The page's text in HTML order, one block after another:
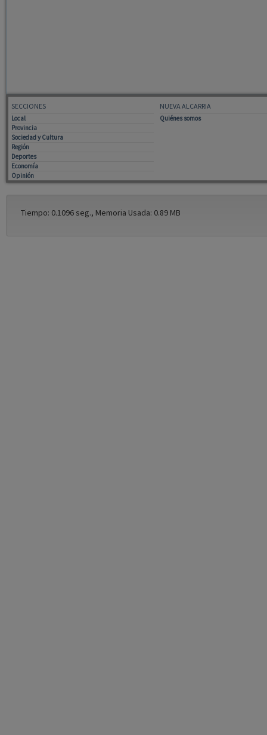
SECCIONES
Local
Provincia
Sociedad y Cultura
Región
Deportes
Economía
Opinión
NUEVA ALCARRIA
Quiénes somos
Tiempo: 0.1096 seg., Memoria Usada: 0.89 MB